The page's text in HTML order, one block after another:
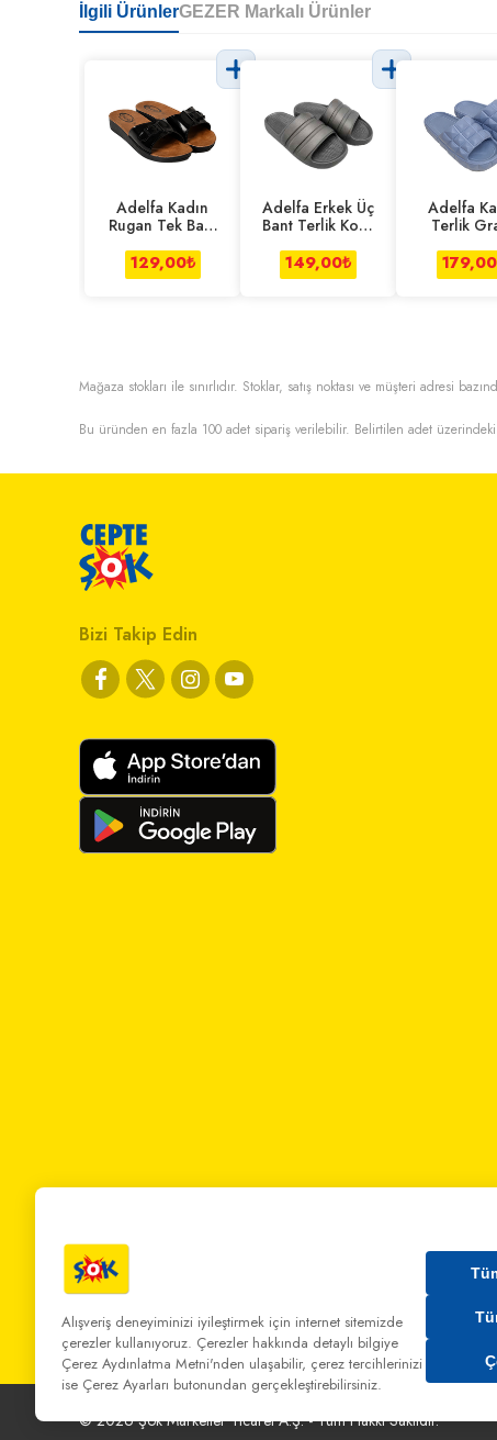
İlgili ÜrünlerGEZER Markalı Ürünler
Adelfa Kadın
Rugan Tek Bant
129,00₺
Adelfa Erkek Üç
Bant Terlik Koyu
149,00₺
Adelfa
Terlik
179,00
Mağaza stokları ile sınırlıdır. Stoklar, satış noktası ve müşteri adresi
Bu üründen en fazla 100 adet sipariş verilebilir. Belirtilen adet üzerindeki
Bizi Takip Edin
Bizi Arayın:0 850 808 00 00Bize Yazın:
©2026Şok Marketler Ticaret A.Ş. - Tüm Hakkı Saklıdır.
Alışveriş deneyiminizi iyileştirmek için internet sitemizde
çerezler kullanıyoruz. Çerezler hakkında detaylı bilgiye
Çerez Aydınlatma Metni'nden ulaşabilir, çerez tercihlerinizi
ise Çerez Ayarları butonundan gerçekleştirebilirsiniz.